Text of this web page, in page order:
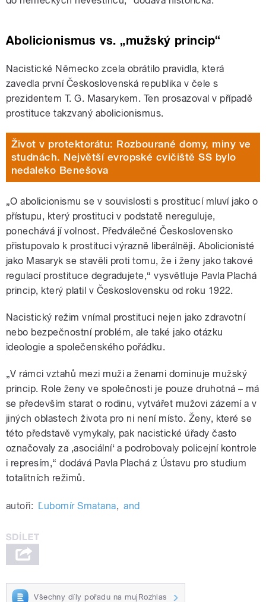
Abolicionismus vs. „mužský princip“
Nacistické Německo zcela obrátilo pravidla, která
zavedla první Československá republika v čele s
prezidentem T. G. Masarykem. Ten prosazoval v případě
prostituce takzvaný abolicionismus.
Život v protektorátu: Rozbourané domy, miny ve
studnách. Největší evropské cvičiště SS bylo
nedaleko Benešova
„O abolicionismu se v souvislosti s prostitucí mluví jako o
přístupu, který prostituci v podstatě nereguluje,
ponechává jí volnost. Předválečné Československo
přistupovalo k prostituci výrazně liberálněji. Abolicionisté
jako Masaryk se stavěli proti tomu, že i ženy jako takové
regulací prostituce degradujete,“ vysvětluje Pavla Plachá
princip, který platil v Československu od roku 1922.
Nacistický režim vnímal prostituci nejen jako zdravotní
nebo bezpečnostní problém, ale také jako otázku
ideologie a společenského pořádku.
„V rámci vztahů mezi muži a ženami dominuje mužský
princip. Role ženy ve společnosti je pouze druhotná – má
se především starat o rodinu, vytvářet mužovi zázemí a v
jiných oblastech života pro ni není místo. Ženy, které se
této představě vymykaly, pak nacistické úřady často
označovaly za ‚asociální‘ a podrobovaly policejní kontrole
i represím,“ dodává Pavla Plachá z Ústavu pro studium
totalitních režimů.
autoři: Ľubomír Smatana, and
Všechny díly pořadu na mujRozhlas